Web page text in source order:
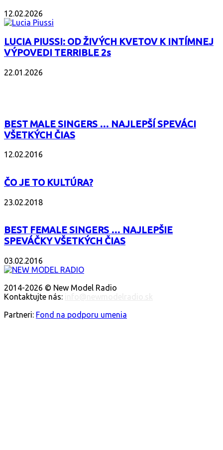
12.02.2026
LUCIA PIUSSI: OD ŽIVÝCH KVETOV K INTÍMNEJ
VÝPOVEDI TERRIBLE 2s
22.01.2026
BEST MALE SINGERS … NAJLEPŠÍ SPEVÁCI
VŠETKÝCH ČIAS
12.02.2016
ČO JE TO KULTÚRA?
23.02.2018
BEST FEMALE SINGERS … NAJLEPŠIE
SPEVÁČKY VŠETKÝCH ČIAS
03.02.2016
2014-2026 © New Model Radio
Kontaktujte nás:
Partneri: Fond na podporu umenia